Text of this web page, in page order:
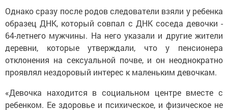
Однако сразу после родов следователи взяли у ребенка
образец ДНК, который совпал с ДНК соседа девочки -
64-летнего мужчины. На него указали и другие жители
деревни, которые утверждали, что у пенсионера
отклонения на сексуальной почве, и он неоднократно
проявлял нездоровый интерес к маленьким девочкам.
«Девочка находится в социальном центре вместе с
ребенком. Ее здоровье и психическое, и физическое не